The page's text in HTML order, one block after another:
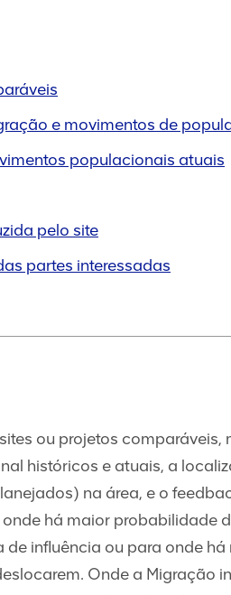
e movimentos de
populacionais atuais
pelo site
partes interessadas
ou projetos comparáveis,
históricos e atuais, a
na área, e o
há maior probabilidade
de influência ou para onde
Onde a Migração